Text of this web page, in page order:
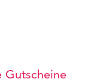
Gutscheine